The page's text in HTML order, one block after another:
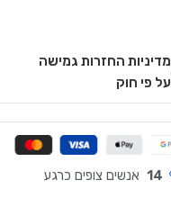
מדיניות החזרות גמישה
על פי חוק
14 אנשים צופים כרגע